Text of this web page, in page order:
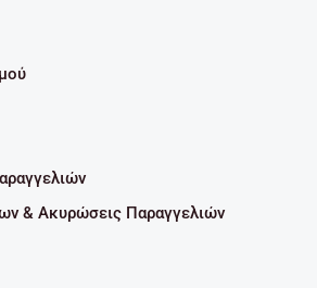
& Ακυρώσεις Παραγγελιών